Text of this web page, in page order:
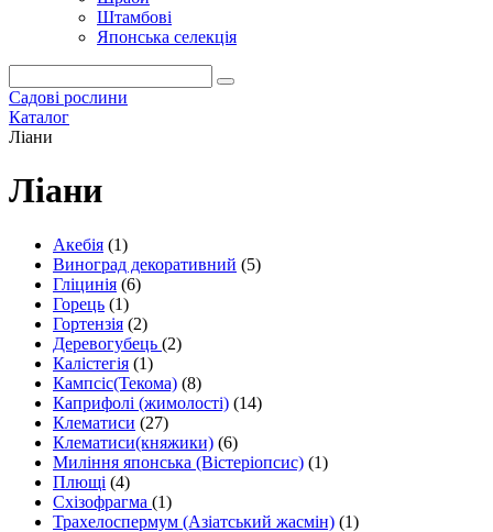
Штамбові
Японська селекція
Садові рослини
Каталог
Ліани
Ліани
Акебія (1)
Виноград декоративний (5)
Гліцинія (6)
Горець (1)
Гортензія (2)
Деревогубець (2)
Калістегія (1)
Кампсіс(Текома) (8)
Каприфолі (жимолості) (14)
Клематиси (27)
Клематиси(княжики) (6)
Миління японська (Вістеріопсис) (1)
Плющі (4)
Схізофрагма (1)
Трахелоспермум (Азіатський жасмін) (1)